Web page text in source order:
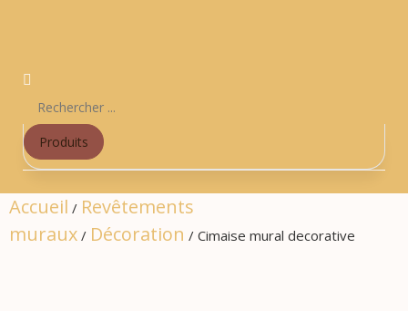
Produits
Accueil / Revêtements
muraux / Décoration / Cimaise mural decorative